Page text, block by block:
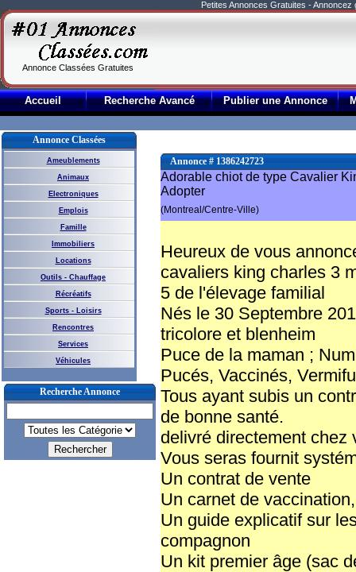
Petites Annonces Gratuites -
Annonce Classées Gratuites
Accueil Recherche Avancé Publier une Annonce
Annonce Classées
Ameublements
Animaux
Electroniques
Emplois
Famille
Immobiliers
Locations
Outils - Chauffage
Récréatifs
Sports - Loisirs
Rencontres
Services
Véhicules
Recherche Annonce
Annonce # 1386242723
Adorable chiot de type Cavalier
Adopter
(Montreal/Centre-Ville)
Heureux de vous
cavaliers king charles 3
5 de l'élevage familial
Nés le 30 Septembre
tricolore et blenheim
Puce de la maman ;
Pucés, Vaccinés,
Tous ayant subis un
de bonne santé.
delivré directement chez
Vous seras fournit
Un contrat de vente
Un carnet de
Un guide explicatif sur
compagnon
Un kit premier âge (sac